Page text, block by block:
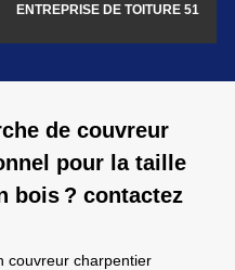
ENTREPRISE DE TOITURE 51
de couvreur
pour la taille
bois ? contactez
couvreur charpentier